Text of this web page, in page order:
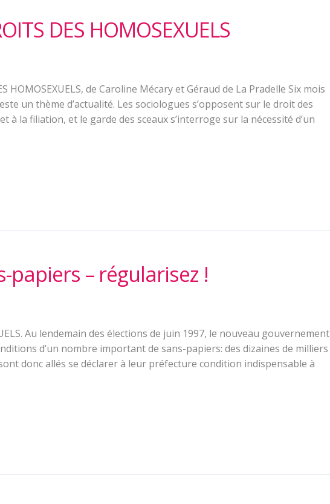
DES HOMOSEXUELS
HOMOSEXUELS, de Caroline Mécary et Géraud de La Pradelle Six mois
un thème d’actualité. Les sociologues s’opposent sur le droit des
à la filiation, et le garde des sceaux s’interroge sur la nécessité d’un
papiers – régularisez !
Au lendemain des élections de juin 1997, le nouveau gouvernement
d’un nombre important de sans-papiers: des dizaines de milliers
donc allés se déclarer à leur préfecture condition indispensable à